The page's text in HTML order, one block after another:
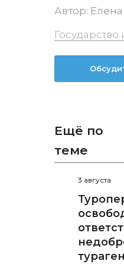
Автор:
Государство
Ещё по
теме
3 августа